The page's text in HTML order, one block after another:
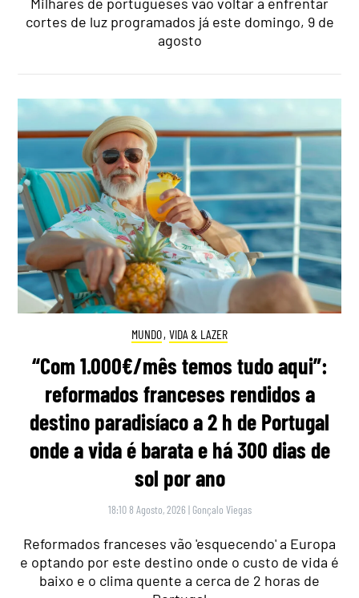
cortes de luz programados já este domingo, 9 de
agosto
MUNDO, VIDA & LAZER
“Com 1.000€/mês temos tudo aqui”:
reformados franceses rendidos a
destino paradisíaco a 2 h de Portugal
onde a vida é barata e há 300 dias de
sol por ano
18:10 8 Agosto, 2026 | Gonçalo Viegas
Reformados franceses vão 'esquecendo' a Europa
e optando por este destino onde o custo de vida é
baixo e o clima quente a cerca de 2 horas de